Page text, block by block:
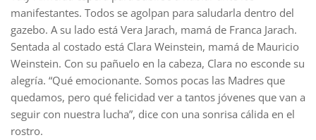
manifestantes. Todos se agolpan para saludarla dentro del
gazebo. A su lado está Vera Jarach, mamá de Franca Jarach.
Sentada al costado está Clara Weinstein, mamá de Mauricio
Weinstein. Con su pañuelo en la cabeza, Clara no esconde su
alegría. “Qué emocionante. Somos pocas las Madres que
quedamos, pero qué felicidad ver a tantos jóvenes que van a
seguir con nuestra lucha”, dice con una sonrisa cálida en el
rostro.